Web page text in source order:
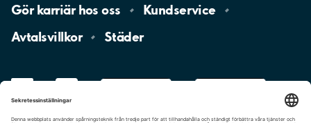
Gör karriär hososs
Kundservice
Avtalsvillkor
Städer